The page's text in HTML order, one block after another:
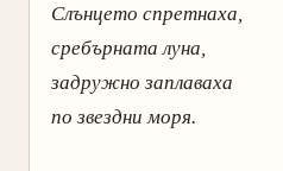
Слънцето спретнаха,
сребърната луна,
задружно заплаваха
по звездни моря.